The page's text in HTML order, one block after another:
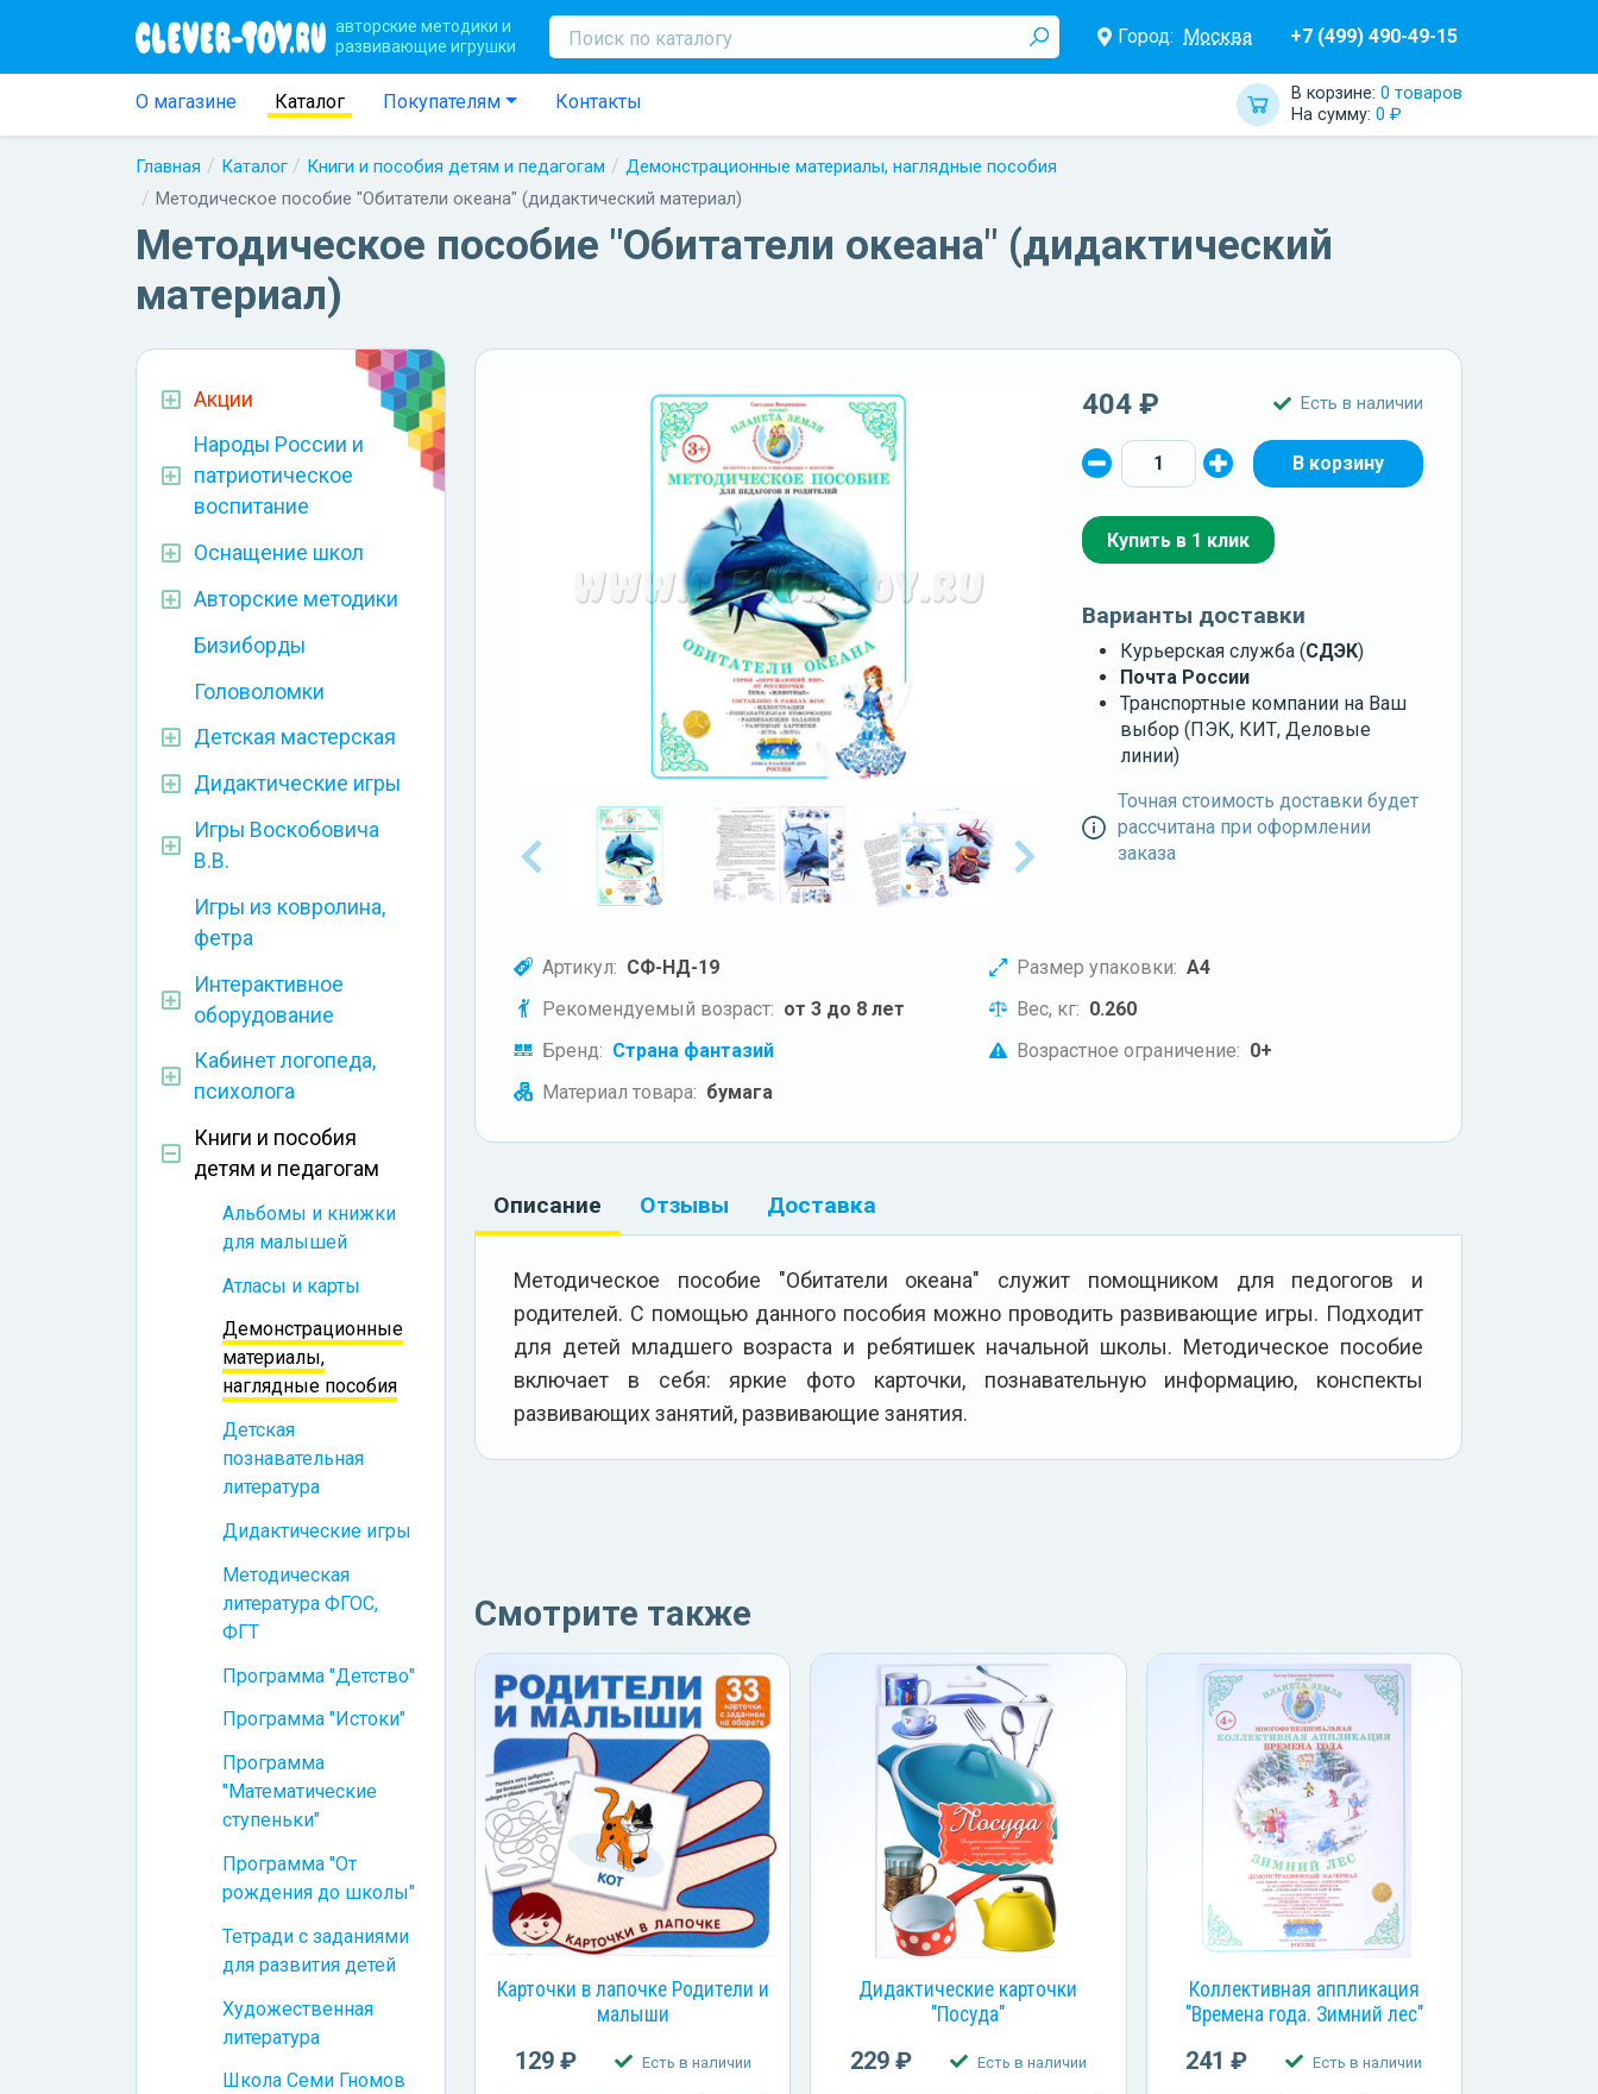
авторские методики и
развивающие игрушки
Город: Москва +7 (499) 490-49-15
О магазине Каталог Покупателям Контакты В корзине: 0 товаров
На сумму: 0 ₽
Главная Каталог Книги и пособия детям и педагогам
Демонстрационные материалы, наглядные пособия
Методическое пособие "Обитатели океана" (дидактический материал)
Методическое пособие "Обитатели океана" (дидактический
материал)
Акции
Народы России и
патриотическое
воспитание
Оснащение школ
Авторские методики
Бизиборды
Головоломки
Детская мастерская
Дидактические игры
Игры Воскобовича
В.В.
Игры из ковролина,
фетра
Интерактивное
оборудование
Кабинет логопеда,
психолога
Книги и пособия
детям и педагогам
Альбомы и книжки
для малышей
Атласы и карты
Демонстрационные
материалы,
наглядные пособия
Детская
познавательная
литература
Дидактические игры
Методическая
литература ФГОС,
ФГТ
Программа "Детство"
Программа "Истоки"
Программа
"Математические
ступеньки"
Программа "От
рождения до школы"
Тетради с заданиями
для развития детей
Художественная
литература
Школа Семи Гномов
404 ₽ Есть в наличии
Купить в 1 клик
Варианты доставки
Курьерская служба (СДЭК)
Почта России
Транспортные компании на Ваш
выбор (ПЭК, КИТ, Деловые
линии)
Точная стоимость доставки будет
рассчитана при оформлении
заказа
Артикул: СФ-НД-19
Рекомендуемый возраст: от 3 до 8 лет
Бренд: Страна фантазий
Материал товара: бумага
Размер упаковки: А4
Вес, кг: 0.260
Возрастное ограничение: 0+
Описание Отзывы Доставка
Методическое пособие "Обитатели океана" служит помощником для педогогов и
родителей. С помощью данного пособия можно проводить развивающие игры. Подходит
для детей младшего возраста и ребятишек начальной школы. Методическое пособие
включает в себя: яркие фото карточки, познавательную информацию, конспекты
развивающих занятий, развивающие занятия.
Смотрите также
Карточки в лапочке Родители и
малыши
129 ₽ Есть в наличии
Дидактические карточки
"Посуда"
229 ₽ Есть в наличии
Коллективная аппликация
"Времена года. Зимний лес"
241 ₽ Есть в наличии